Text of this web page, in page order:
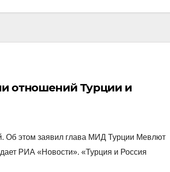
отношений Турции и
Об этом заявил глава МИД Турции Мевлют
РИА «Новости». «Турция и Россия